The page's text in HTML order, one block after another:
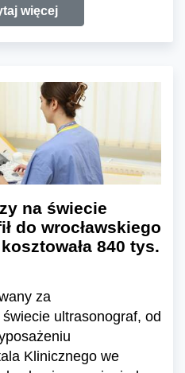
więcej
na świecie
do wrocławskiego
840 tys.
za
ultrasonograf, od
Klinicznego we